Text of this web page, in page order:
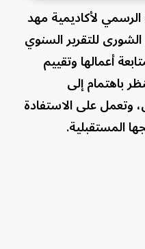
لأكاديمية مهد
للتقرير السنوي
أعمالها وتقييم
باهتمام إلى
على الاستفادة
المستقبلية.